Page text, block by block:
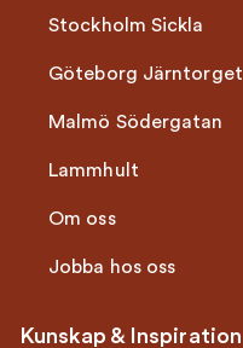
Stockholm Sickla
Göteborg Järntorget
Malmö Södergatan
Lammhult
Om oss
Jobba hos oss
Kunskap & Inspiration